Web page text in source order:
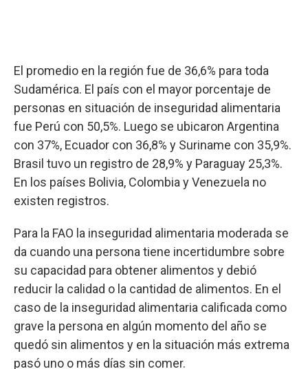
El promedio en la región fue de 36,6% para toda
Sudamérica. El país con el mayor porcentaje de
personas en situación de inseguridad alimentaria
fue Perú con 50,5%. Luego se ubicaron Argentina
con 37%, Ecuador con 36,8% y Suriname con 35,9%.
Brasil tuvo un registro de 28,9% y Paraguay 25,3%.
En los países Bolivia, Colombia y Venezuela no
existen registros.
Para la FAO la inseguridad alimentaria moderada se
da cuando una persona tiene incertidumbre sobre
su capacidad para obtener alimentos y debió
reducir la calidad o la cantidad de alimentos. En el
caso de la inseguridad alimentaria calificada como
grave la persona en algún momento del año se
quedó sin alimentos y en la situación más extrema
pasó uno o más días sin comer.